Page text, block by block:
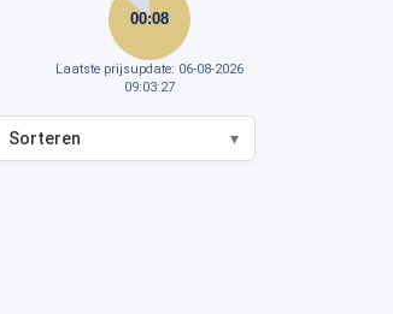
00:08
Laatste prijsupdate: 06-08-2026
09:03:27